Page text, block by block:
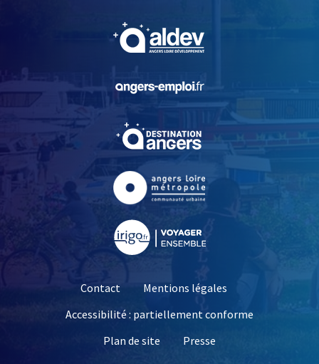
, Ouvre une nouvelle
, Ouvre une nouvelle
Contact
Mentions légales
Accessibilité : partiellement conforme
Plan de site
Presse